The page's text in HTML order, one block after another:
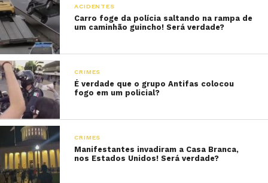
ACIDENTES
Carro foge da polícia saltando na rampa de
um caminhão guincho! Será verdade?
CRIMES
É verdade que o grupo Antifas colocou
fogo em um policial?
CRIMES
Manifestantes invadiram a Casa Branca,
nos Estados Unidos! Será verdade?